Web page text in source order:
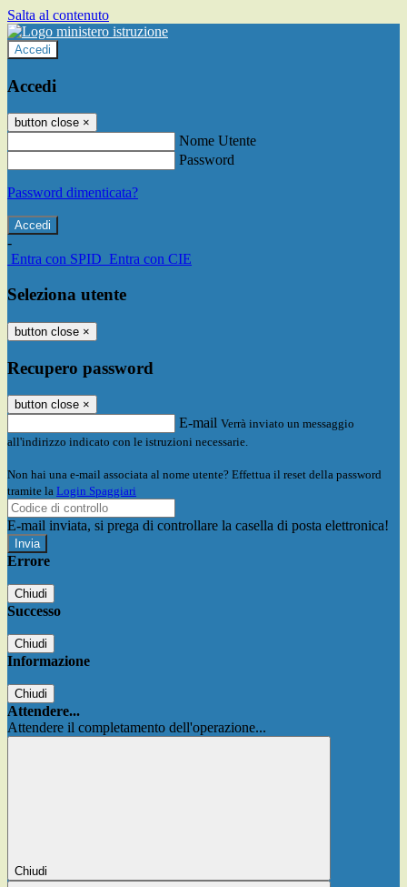
Salta al contenuto
Accedi
Accedi
button close ×
Nome Utente
Password
Password dimenticata?
-
Entra con SPID Entra con CIE
Seleziona utente
button close ×
Recupero password
button close ×
E-mail Verrà inviato un messaggio
all'indirizzo indicato con le istruzioni necessarie.
Non hai una e-mail associata al nome utente? Effettua il reset della password
tramite la Login Spaggiari
E-mail inviata, si prega di controllare la casella di posta elettronica!
Errore
Chiudi
Successo
Chiudi
Informazione
Chiudi
Attendere...
Attendere il completamento dell'operazione...
Chiudi